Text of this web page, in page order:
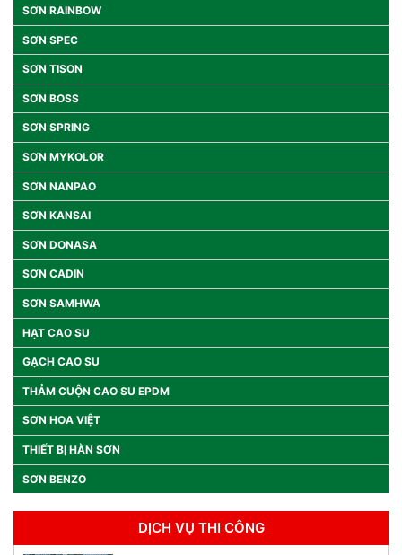
SƠN RAINBOW
SƠN SPEC
SƠN TISON
SƠN BOSS
SƠN SPRING
SƠN MYKOLOR
SƠN NANPAO
SƠN KANSAI
SƠN DONASA
SƠN CADIN
SƠN SAMHWA
HẠT CAO SU
GẠCH CAO SU
THẢM CUỘN CAO SU EPDM
SƠN HOA VIỆT
THIẾT BỊ HÀN SƠN
SƠN BENZO
DỊCH VỤ THI CÔNG